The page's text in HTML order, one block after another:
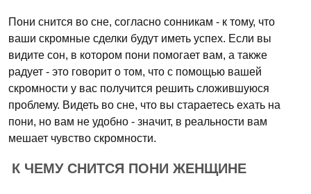
Пони снится во сне, согласно сонникам - к тому, что
ваши скромные сделки будут иметь успех. Если вы
видите сон, в котором пони помогает вам, а также
радует - это говорит о том, что с помощью вашей
скромности у вас получится решить сложившуюся
проблему. Видеть во сне, что вы стараетесь ехать на
пони, но вам не удобно - значит, в реальности вам
мешает чувство скромности.
К ЧЕМУ СНИТСЯ ПОНИ ЖЕНЩИНЕ